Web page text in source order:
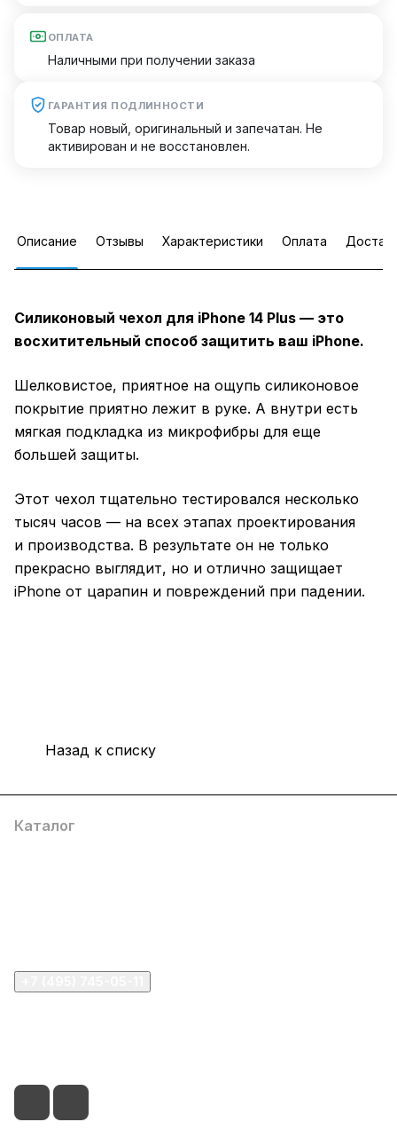
ОПЛАТА
Наличными при получении заказа
ГАРАНТИЯ ПОДЛИННОСТИ
Товар новый, оригинальный и запечатан. Не
активирован и не восстановлен.
Описание Отзывы Характеристики Оплата
Силиконовый чехол для iPhone 14 Plus — это
восхитительный способ защитить ваш iPhone.
Шелковистое, приятное на ощупь силиконовое
покрытие приятно лежит в руке. А внутри есть
мягкая подкладка из микрофибры для еще
большей защиты.
Этот чехол тщательно тестировался несколько
тысяч часов — на всех этапах проектирования
и производства. В результате он не только
прекрасно выглядит, но и отлично защищает
iPhone от царапин и повреждений при падении.
Назад к списку
Каталог